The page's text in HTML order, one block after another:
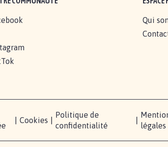
Qui
Cookies
Politique de
confidentialité
légales